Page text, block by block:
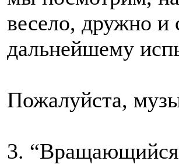
весело, дружно и
дальнейшему
Пожалуйста,
3. “Вращающийся